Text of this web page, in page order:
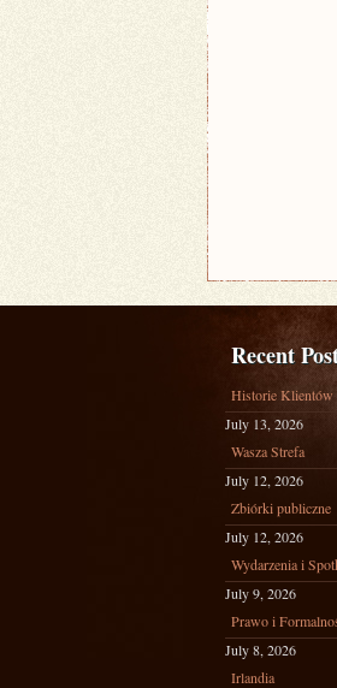
Recent
Historie Klientów
July 13, 2026
Wasza Strefa
July 12, 2026
Zbiórki publiczne
July 12, 2026
Wydarzenia i
July 9, 2026
Prawo i
July 8, 2026
Irlandia